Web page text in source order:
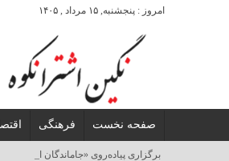
امروز : پنجشنبه, ۱۵ مرداد , ۱۴۰۵
صفحه نخست فرهنگی
برگزاری پیاده‌روی «جاماندگان اربعین